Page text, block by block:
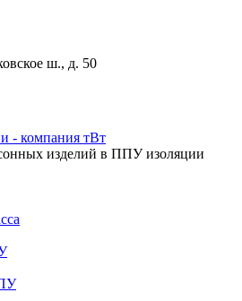
Московское ш., д. 50
изделий в ППУ изоляции